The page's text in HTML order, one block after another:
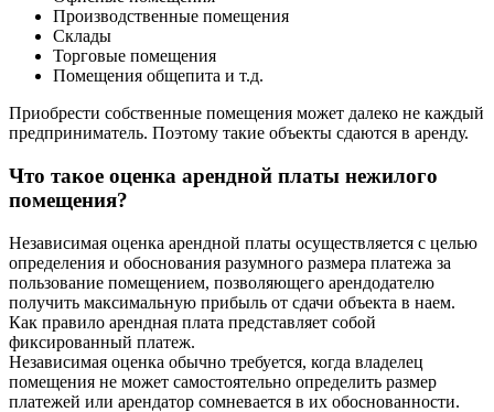
Производственные помещения
Склады
Торговые помещения
Помещения общепита и т.д.
Приобрести собственные помещения может далеко не каждый
предприниматель. Поэтому такие объекты сдаются в аренду.
Что такое оценка арендной платы нежилого
помещения?
Независимая оценка арендной платы осуществляется с целью
определения и обоснования разумного размера платежа за
пользование помещением, позволяющего арендодателю
получить максимальную прибыль от сдачи объекта в наем.
Как правило арендная плата представляет собой
фиксированный платеж.
Независимая оценка обычно требуется, когда владелец
помещения не может самостоятельно определить размер
платежей или арендатор сомневается в их обоснованности.